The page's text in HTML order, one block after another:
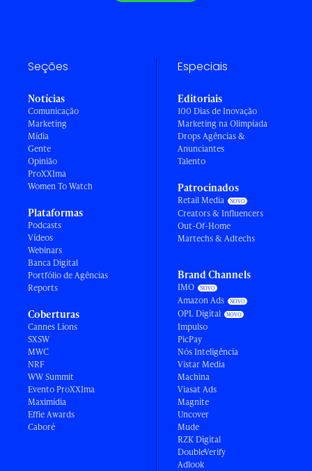
Seções
Notícias
Comunicação
Marketing
Mídia
Gente
Opinião
ProXXIma
Women To Watch
Plataformas
Podcasts
Vídeos
Webinars
Banca Digital
Portfólio de Agências
Reports
Coberturas
Cannes Lions
SXSW
MWC
NRF
WW Summit
Evento ProXXIma
Maximídia
Effie Awards
Caboré
Especiais
Editoriais
100 Dias de Inovação
Marketing na Olimpíada
Drops Agências &
Anunciantes
Talento
Patrocinados
Retail Media
Creators & Influencers
Out-Of-Home
Martechs & Adtechs
Brand Channels
IMO
Amazon Ads
OPL Digital
Impulso
PicPay
Nós Inteligência
Vistar Media
Machina
Viasat Ads
Magnite
Uncover
Mude
RZK Digital
DoubleVerify
Adlook